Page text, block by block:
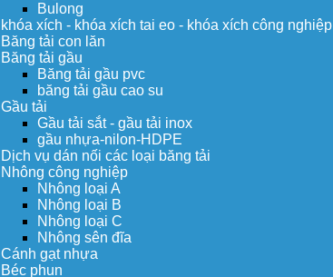
Bulong
khóa xích - khóa xích tai eo - khóa xích công nghiệp
Băng tải con lăn
Băng tải gầu
Băng tải gầu pvc
băng tải gầu cao su
Gầu tải
Gầu tải sắt - gầu tải inox
gầu nhựa-nilon-HDPE
Dịch vụ dán nối các loại băng tải
Nhông công nghiệp
Nhông loại A
Nhông loại B
Nhông loại C
Nhông sên đĩa
Cánh gạt nhựa
Béc phun